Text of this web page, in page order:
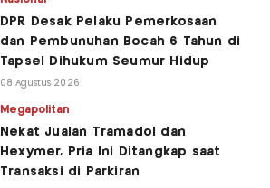
DPR Desak Pelaku Pemerkosaan
dan Pembunuhan Bocah 6 Tahun di
Tapsel Dihukum Seumur Hidup
08 Agustus 2026
Megapolitan
Nekat Jualan Tramadol dan
Hexymer, Pria Ini Ditangkap saat
Transaksi di Parkiran